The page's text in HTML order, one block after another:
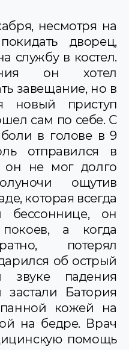
несмотря на
дворец,
службу в костел.
он хотел
завещание, но в
новый приступ
сам по себе. С
в голове в 9
отправился в
он не мог долго
ощутив
которая всегда
бессоннице, он
а когда
потерял
об острый
звуке падения
Батория
кожей на
на бедре. Врач
помощь